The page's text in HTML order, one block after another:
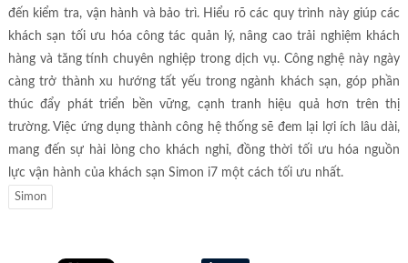
đến kiểm tra, vận hành và bảo trì. Hiểu rõ các quy trình này giúp các
khách sạn tối ưu hóa công tác quản lý, nâng cao trải nghiệm khách
hàng và tăng tính chuyên nghiệp trong dịch vụ. Công nghệ này ngày
càng trở thành xu hướng tất yếu trong ngành khách sạn, góp phần
thúc đẩy phát triển bền vững, cạnh tranh hiệu quả hơn trên thị
trường. Việc ứng dụng thành công hệ thống sẽ đem lại lợi ích lâu dài,
mang đến sự hài lòng cho khách nghỉ, đồng thời tối ưu hóa nguồn
lực vận hành của khách sạn Simon i7 một cách tối ưu nhất.
Simon